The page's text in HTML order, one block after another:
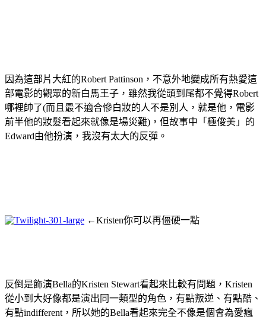
因為這部片大紅的Robert Pattinson，不意外地變成所有熱愛這
部電影的觀眾的新白馬王子，雖然我從頭到尾都不覺得Robert
哪裡帥了(而且最不適合慘白妝的人不是別人，就是他，電影
前半他的妝髮看起來就像是場災難)，但故事中「極俊美」的
Edward由他扮演，我沒有太大的反彈。
←Kristen你可以再僵硬一點
反倒是飾演Bella的Kristen Stewart看起來比較有問題，Kristen
從小到大好像都是演出同一類型的角色，有點叛逆、有點酷、
有點indifferent，所以她的Bella看起來完全不像是個會為愛瘋